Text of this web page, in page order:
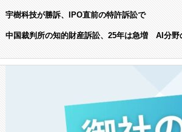
宇樹科技が勝訴、IPO直前の特許訴訟で
中国裁判所の知的財産訴訟、25年は急増 AI分野